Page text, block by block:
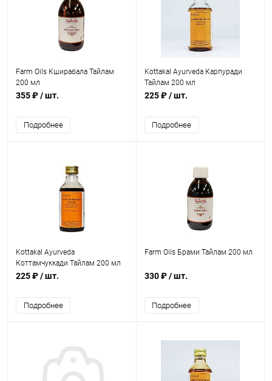
Farm Oils Кширабала Тайлам
200 мл
355 ₽/ шт.
Подробнее
Kottakal Ayurveda Карпуради
Тайлам 200 мл
225 ₽/ шт.
Подробнее
Kottakal Ayurveda
Коттамчуккади Тайлам 200 мл
225 ₽/ шт.
Подробнее
Farm Oils Брами Тайлам 200 мл
330 ₽/ шт.
Подробнее